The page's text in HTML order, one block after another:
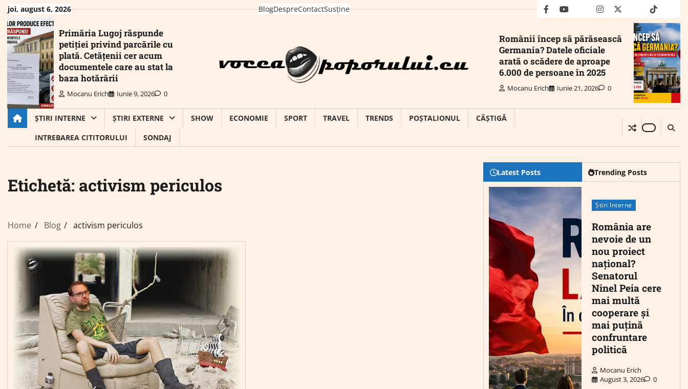
Skip
content
joi, august 6, 2026 BlogDespreContactSusține facebookyoutubeMailinstagram
twitter truthtiktok
Primăria Lugoj răspunde
petiției privind parcările cu
plată. Cetățenii cer acum
documentele care au stat la
baza hotărârii
Mocanu Erich Iunie 9, 2026 0
Românii încep să părăsească
Germania? Datele oficiale
arată o scădere de aproape
6.000 de persoane în 2025
Mocanu Erich Iunie 21, 2026 0
ȘTIRI INTERNE ȘTIRI EXTERNE SHOW ECONOMIE SPORT TRAVEL TRENDS POȘTALIONUL
CÂȘTIGĂ
INTREBAREA CITITORULUI
SONDAJ
Etichetă: activism periculos
Home Blog activism periculos
Latest Posts Trending Posts
Știri Interne
România are
nevoie de un
nou proiect
național?
Senatorul
Ninel Peia cere
mai multă
cooperare și
mai puțină
confruntare
politică
Mocanu Erich
August 3, 2026
0